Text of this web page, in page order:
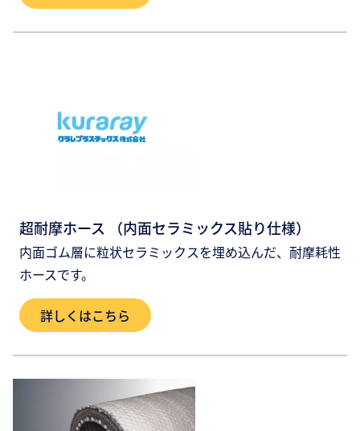
超耐摩ホース （内面セラミックス貼り仕様）
内面ゴム層に粒状セラミックスを埋め込んだ、耐摩耗性
ホースです。
詳しくはこちら